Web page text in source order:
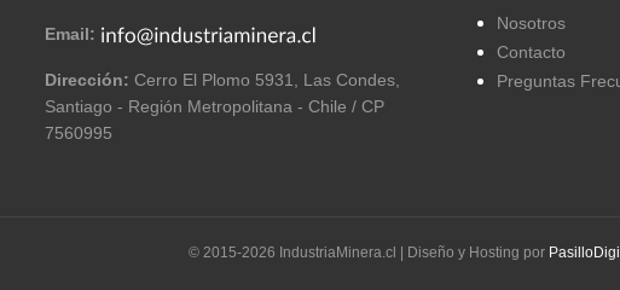
Email:
Dirección: Cerro El Plomo 5931, Las Condes,
Santiago - Región Metropolitana - Chile / CP
7560995
Nosotros
Contacto
Preguntas
© 2015-2026 IndustriaMinera.cl | Diseño y Hosting por